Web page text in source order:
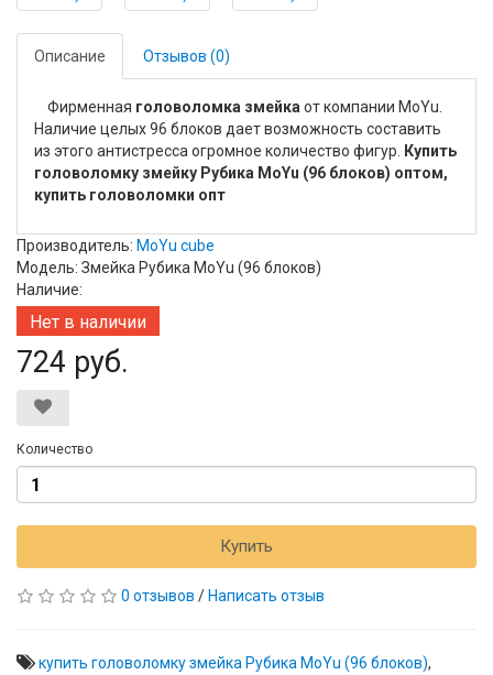
Описание Отзывов (0)
Фирменная головоломка змейка от компании MoYu.
Наличие целых 96 блоков дает возможность составить
из этого антистресса огромное количество фигур.
Купить
головоломку змейку Рубика MoYu (96 блоков) оптом,
купить головоломки опт
Производитель: MoYu cube
Модель: Змейка Рубика MoYu (96 блоков)
Наличие:
Нет в наличии
724 руб.
Количество
Купить
0 отзывов / Написать отзыв
купить головоломку змейка Рубика MoYu (96 блоков),